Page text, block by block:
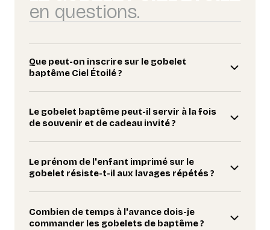
en questions.
Que peut-on inscrire sur le gobelet
baptême Ciel Étoilé ?
Le gobelet baptême peut-il servir à la fois
de souvenir et de cadeau invité ?
Le prénom de l'enfant imprimé sur le
gobelet résiste-t-il aux lavages répétés ?
Combien de temps à l'avance dois-je
commander les gobelets de baptême ?